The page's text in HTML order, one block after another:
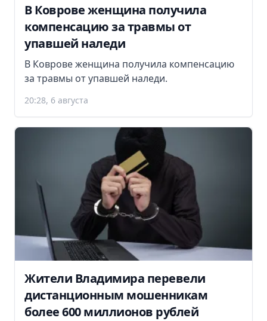
В Коврове женщина получила
компенсацию за травмы от
упавшей наледи
В Коврове женщина получила компенсацию
за травмы от упавшей наледи.
20:28, 6 августа
Жители Владимира перевели
дистанционным мошенникам
более 600 миллионов рублей